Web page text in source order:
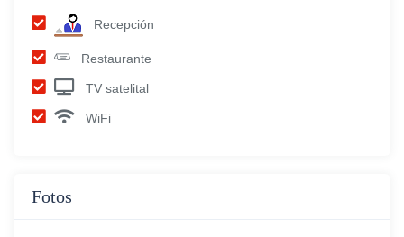
Recepción
Restaurante
TV satelital
WiFi
Fotos